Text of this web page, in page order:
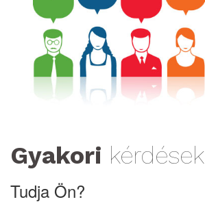
Gyakori kérdések
Tudja Ön?